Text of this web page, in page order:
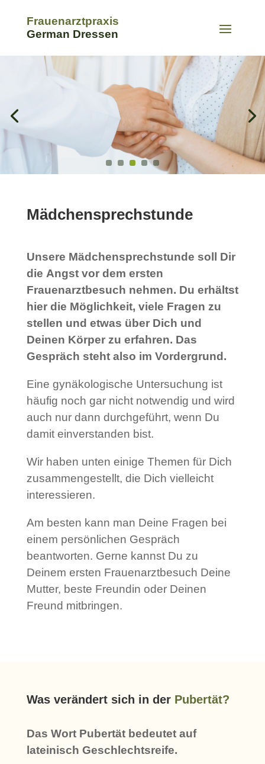
Frauenarztpraxis
German Dressen
Mädchen­sprechstunde
Unsere Mädchensprechstunde soll Dir
die Angst vor dem ersten
Frauenarztbesuch nehmen. Du erhältst
hier die Möglichkeit, viele Fragen zu
stellen und etwas über Dich und
Deinen Körper zu erfahren. Das
Gespräch steht also im Vordergrund.
Eine gynäkologische Untersuchung ist
häufig noch gar nicht notwendig und wird
auch nur dann durchgeführt, wenn Du
damit einverstanden bist.
Wir haben unten einige Themen für Dich
zusammengestellt, die Dich vielleicht
interessieren.
Am besten kann man Deine Fragen bei
einem persönlichen Gespräch
beantworten. Gerne kannst Du zu
Deinem ersten Frauenarztbesuch Deine
Mutter, beste Freundin oder Deinen
Freund mitbringen.
Was verändert sich in der Pubertät?
Das Wort Pubertät bedeutet auf
lateinisch Geschlechtsreife.